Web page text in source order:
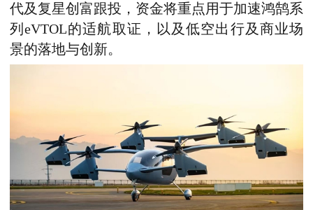
代及复星创富跟投 ， 资金将重点用于加速鸿鹄系
列eVTOL的适航取证，以及低空出行及商业场
景的落地与创新。